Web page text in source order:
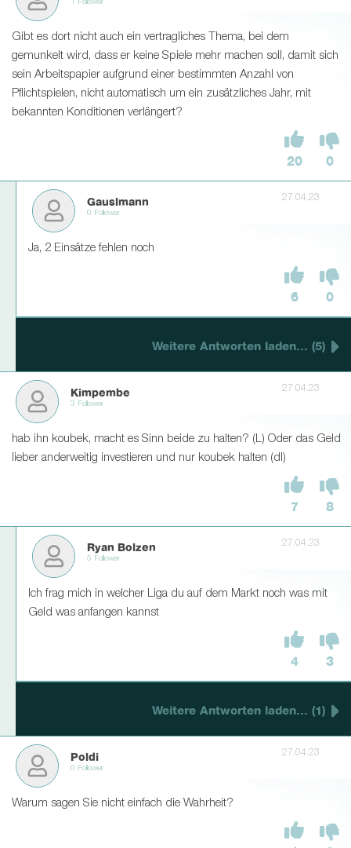
1 Follower
Gibt es dort nicht auch ein vertragliches Thema, bei dem
gemunkelt wird, dass er keine Spiele mehr machen soll, damit sich
sein Arbeitspapier aufgrund einer bestimmten Anzahl von
Pflichtspielen, nicht automatisch um ein zusätzliches Jahr, mit
bekannten Konditionen verlängert?
20 0
Gauslmann
0 Follower
27.04.23
Ja, 2 Einsätze fehlen noch
6 0
Weitere Antworten laden... (5)
Kimpembe
3 Follower
27.04.23
hab ihn koubek, macht es Sinn beide zu halten? (L) Oder das Geld
lieber anderweitig investieren und nur koubek halten (dl)
7 8
Ryan Bolzen
5 Follower
27.04.23
Ich frag mich in welcher Liga du auf dem Markt noch was mit
Geld was anfangen kannst
4 3
Weitere Antworten laden... (1)
Poldi
0 Follower
27.04.23
Warum sagen Sie nicht einfach die Wahrheit?